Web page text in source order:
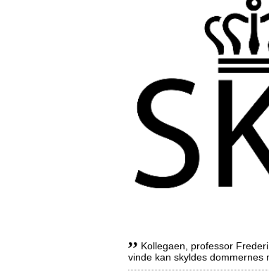
,, Kollegaen, professor
vinde kan skyldes dommernes